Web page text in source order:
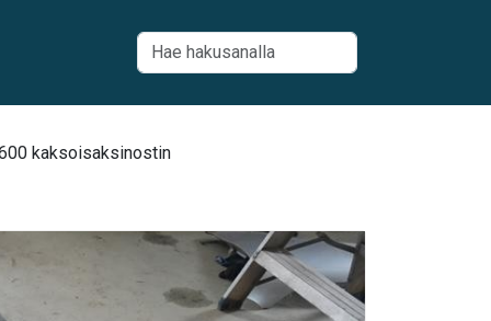
kaksoisaksinostin